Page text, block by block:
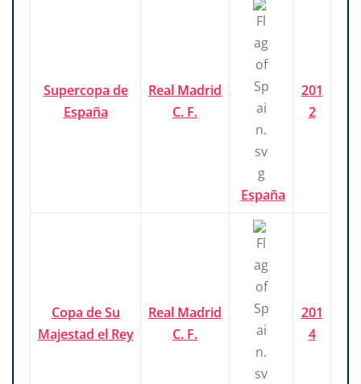
Supercopa de
España
Real Madrid
C. F.
España
201
2
Copa de Su
Majestad el Rey
Real Madrid
C. F.
201
4